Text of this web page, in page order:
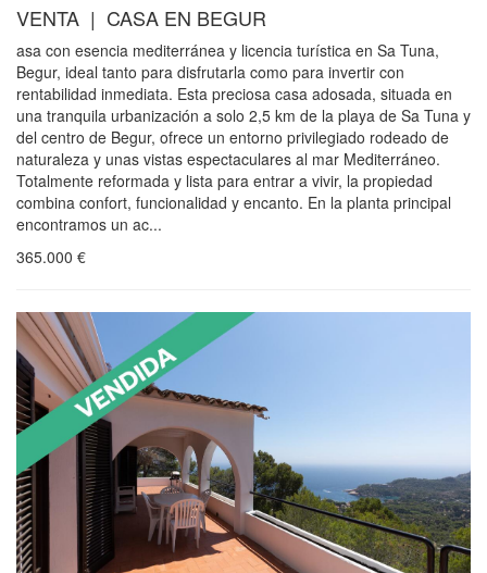
VENTA | CASA EN BEGUR
asa con esencia mediterránea y licencia turística en Sa Tuna,
Begur, ideal tanto para disfrutarla como para invertir con
rentabilidad inmediata. Esta preciosa casa adosada, situada en
una tranquila urbanización a solo 2,5 km de la playa de Sa Tuna y
del centro de Begur, ofrece un entorno privilegiado rodeado de
naturaleza y unas vistas espectaculares al mar Mediterráneo.
Totalmente reformada y lista para entrar a vivir, la propiedad
combina confort, funcionalidad y encanto. En la planta principal
encontramos un ac...
365.000 €